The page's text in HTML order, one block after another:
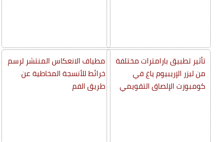
تأثير تطبيق بارامترات مختلفة
من ليزر الإريبيوم ياغ في
كومبوزت الإلصاق التقويمي
مطياف الانعكاس المنتشر لرسم
خرائط للأنسجة المخاطية عن
طريق الفم